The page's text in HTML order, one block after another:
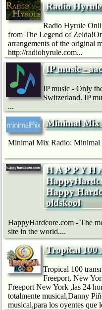
Radio Hyrule
Radio Hyrule
from The Legend of
arrangements of the original
http://radiohyrule.com...
IP music -
IP music - Only
Switzerland. IP
...
Minimal Mix
Minimal Mix Radio: Minimal
H A P P Y H
Happy
oldskool
HappyHardcore.com - The
site in the world....
Tropical 100
Tropical 100
Freeport, New
Freeport New York ,las 24
totalmente musical,Danny
musical,para los oyentes que